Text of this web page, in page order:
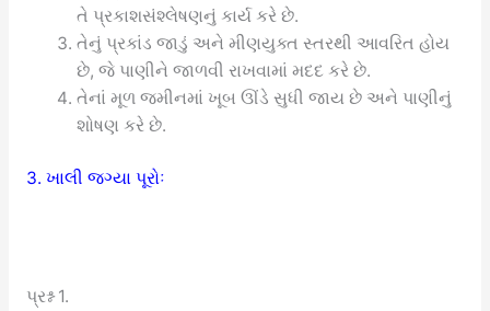
તે પ્રકાશસંશ્લેષણનું કાર્ય કરે છે.
તેનું પ્રકાંડ જાડું અને મીણયુક્ત સ્તરથી આવરિત હોય
છે, જે પાણીને જાળવી રાખવામાં મદદ કરે છે.
તેનાં મૂળ જમીનમાં ખૂબ ઊંડે સુધી જાય છે અને પાણીનું
શોષણ કરે છે.
3. ખાલી જગ્યા પૂરોઃ
પ્રશ્ન 1.